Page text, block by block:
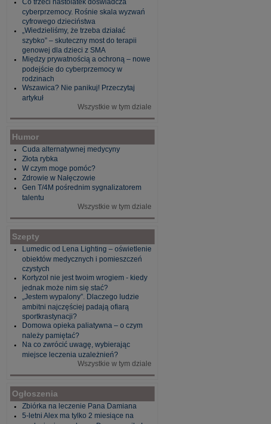
Co trzeci nastolatek doświadcza
cyberprzemocy. Rośnie skala wyzwań
cyfrowego dzieciństwa
„Wiedzieliśmy, że trzeba działać
szybko” – skuteczny most do terapii
genowej dla dzieci z SMA
Między prywatnością a ochroną – nowe
podejście do cyberprzemocy w
rodzinach
Wszawica? Nie panikuj! Przeczytaj
artykuł
Wszystkie w tym dziale
Humor
Cuda alternatywnej medycyny
Złota rybka
W czym moge pomóc?
Zdrowie w Nałęczowie
Gen T/4M pośrednim sygnalizatorem
talentu
Wszystkie w tym dziale
Szepty
Lumedic od Lena Lighting – oświetlenie
obiektów medycznych i pomieszczeń
czystych
Kortyzol nie jest twoim wrogiem - kiedy
jednak może nim się stać?
„Jestem wypalony”. Dlaczego ludzie
ambitni najczęściej padają ofiarą
sportkrastynacji?
Domowa opieka paliatywna – o czym
należy pamiętać?
Na co zwrócić uwagę, wybierając
miejsce leczenia uzależnień?
Wszystkie w tym dziale
Ogłoszenia
Zbiórka na leczenie Pana Damiana
5-letni Alex ma tylko 2 miesiące na